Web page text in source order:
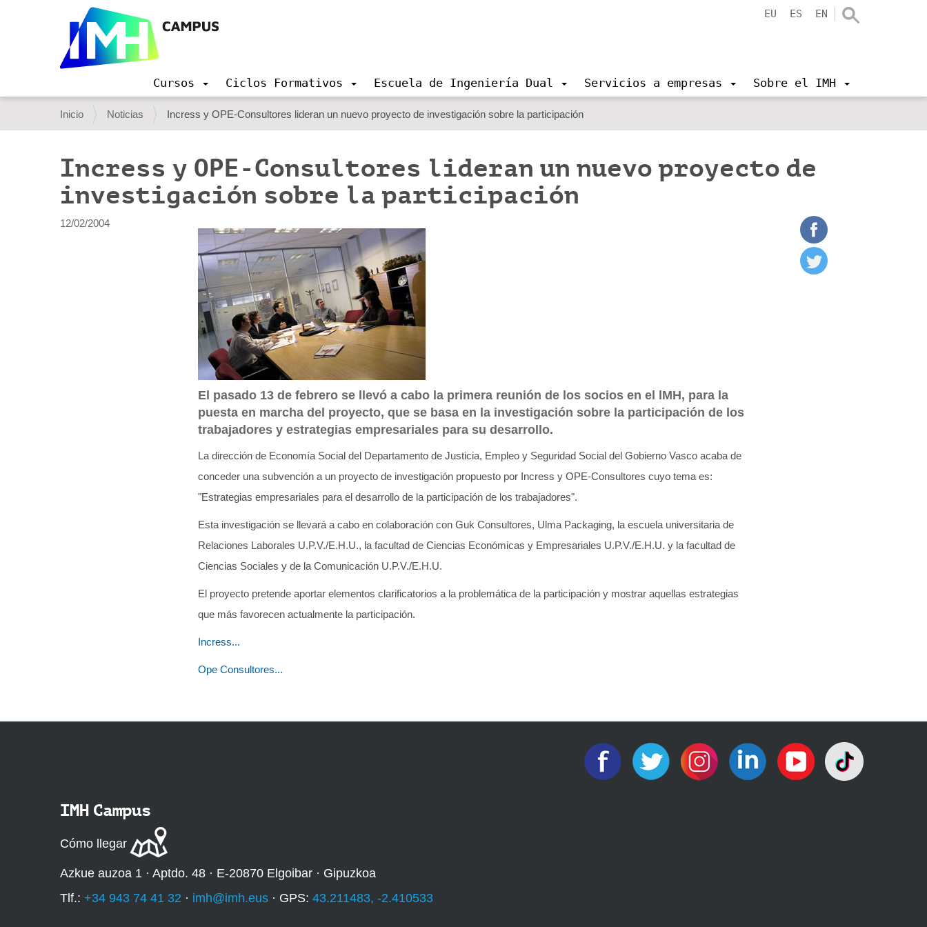
EU ES EN
v
a
c
i
n
Cursos Ciclos Formativos Escuela de Ingeniería Dual Servicios a empresas Sobre el IMH
U
s
e
d
e
Inicio Noticias Incress y OPE-Consultores lideran un nuevo proyecto de investigación sobre la participación
Incress y OPE-Consultores lideran un nuevo proyecto de
investigación sobre la participación
12/02/2004
El pasado 13 de febrero se llevó a cabo la primera reunión de los socios en el lMH, para la
puesta en marcha del proyecto, que se basa en la investigación sobre la participación de los
trabajadores y estrategias empresariales para su desarrollo.
La dirección de Economía Social del Departamento de Justicia, Empleo y Seguridad Social del Gobierno Vasco acaba de
conceder una subvención a un proyecto de investigación propuesto por Incress y OPE-Consultores cuyo tema es:
"Estrategias empresariales para el desarrollo de la participación de los trabajadores".
Esta investigación se llevará a cabo en colaboración con Guk Consultores, Ulma Packaging, la escuela universitaria de
Relaciones Laborales U.P.V./E.H.U., la facultad de Ciencias Económicas y Empresariales U.P.V./E.H.U. y la facultad de
Ciencias Sociales y de la Comunicación U.P.V./E.H.U.
El proyecto pretende aportar elementos clarificatorios a la problemática de la participación y mostrar aquellas estrategias
que más favorecen actualmente la participación.
Incress...
Ope Consultores...
IMH Campus
Cómo llegar
Azkue auzoa 1 · Aptdo. 48 · E-20870 Elgoibar · Gipuzkoa
Tlf.: +34 943 74 41 32 · imh@imh.eus · GPS: 43.211483, -2.410533